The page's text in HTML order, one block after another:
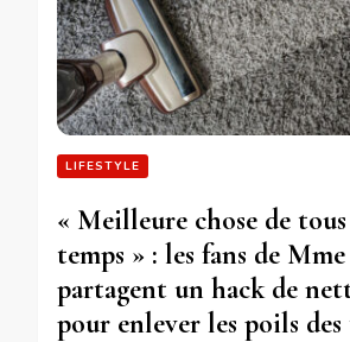
LIFESTYLE
« Meilleure chose de tous
temps » : les fans de
partagent un hack de
pour enlever les poils des